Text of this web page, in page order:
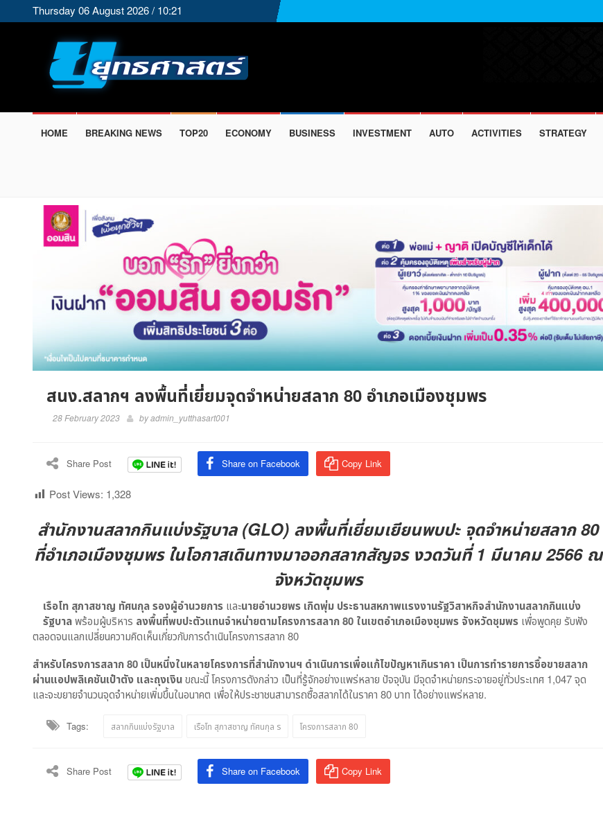
Thursday 06 August 2026 / 10:21
HOME BREAKING NEWS TOP20 ECONOMY BUSINESS INVESTMENT AUTO ACTIVITIES STRATEGY
สนง.สลากฯ ลงพื้นที่เยี่ยมจุดจำหน่ายสลาก 80 อำเภอเมืองชุมพร
28 February 2023 byadmin_yutthasart001
Share Post Share on Facebook Copy Link
Post Views: 1,328
สำนักงานสลากกินแบ่งรัฐบาล (GLO) ลงพื้นที่เยี่ยมเยียนพบปะ จุดจำหน่ายสลาก 80
ที่อำเภอเมืองชุมพร ในโอกาสเดินทางมาออกสลากสัญจร งวดวันที่ 1 มีนาคม 2566 ณ
จังหวัดชุมพร
เรือโท สุภาสชาญ ทัศนกุล รองผู้อำนวยการ และนายอำนวยพร เกิดพุ่ม ประธานสหภาพแรงงานรัฐวิสาหกิจสำนักงานสลากกินแบ่ง
รัฐบาลพร้อมผู้บริหาร ลงพื้นที่พบปะตัวแทนจำหน่ายตามโครงการสลาก 80 ในเขตอำเภอเมืองชุมพร จังหวัดชุมพร เพื่อพูดคุย รับฟัง
ตลอดจนแลกเปลี่ยนความคิดเห็นเกี่ยวกับการดำเนินโครงการสลาก 80
สำหรับโครงการสลาก 80 เป็นหนึ่งในหลายโครงการที่สำนักงานฯ ดำเนินการเพื่อแก้ไขปัญหาเกินราคา เป็นการทำรายการซื้อขายสลาก
ผ่านแอปพลิเคชันเป๋าตัง และถุงเงินขณะนี้ โครงการดังกล่าว เป็นที่รู้จักอย่างแพร่หลาย ปัจจุบัน มีจุดจำหน่ายกระจายอยู่ทั่วประเทศ 1,047 จุด
และจะขยายจำนวนจุดจำหน่ายเพิ่มขึ้นในอนาคต เพื่อให้ประชาชนสามารถซื้อสลากได้ในราคา 80 บาท ได้อย่างแพร่หลาย.
Tags: สลากกินแบ่งรัฐบาล เรือโท สุภาสชาญ ทัศนกุล ร โครงการสลาก 80
Share Post Share on Facebook Copy Link